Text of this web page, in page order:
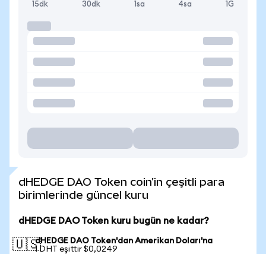
15dk 30dk 1sa 4sa 1G
dHEDGE DAO Token coin'in çeşitli para
birimlerinde güncel kuru
dHEDGE DAO Token kuru bugün ne kadar?
🇺🇸dHEDGE DAO Token'dan Amerikan Doları'na
1 DHT eşittir $0,0249